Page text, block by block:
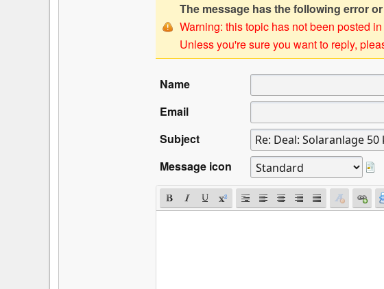
The message has the following error
Warning: this topic has not been posted
Unless you're sure you want to reply,
Name
Email
Subject
Message icon